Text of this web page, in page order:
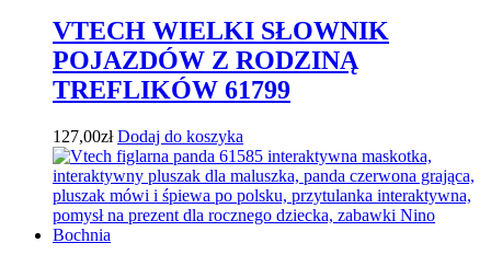
VTECH WIELKI SŁOWNIK
POJAZDÓW Z RODZINĄ
TREFLIKÓW 61799
127,00zł Dodaj do koszyka